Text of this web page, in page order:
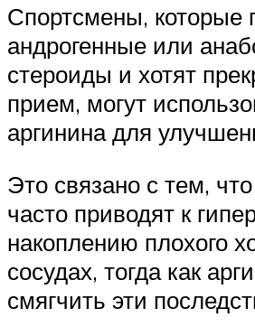
Спортсмены, которые
андрогенные или
стероиды и хотят
прием, могут
аргинина для
Это связано с тем,
часто приводят к
накоплению плохого
сосудах, тогда как
смягчить эти